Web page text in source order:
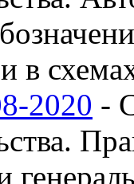
в
2020 -